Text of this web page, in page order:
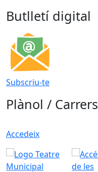
Butlletí digital
Subscriu-te
Plànol / Carrers
Accedeix